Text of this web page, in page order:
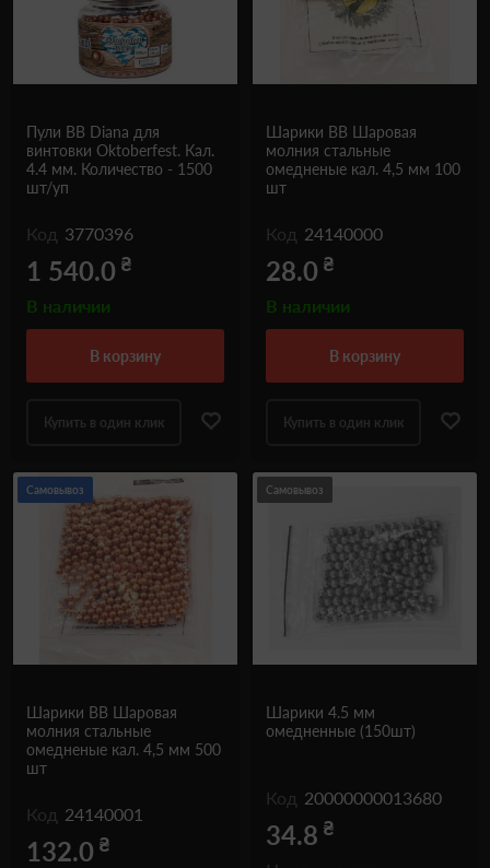
Одежда и обувь
Дроны (БПЛА)
Подарочные Сертификати
Пули ВВ Diana для
винтовки Oktoberfest. Кал.
4.4 мм. Количество - 1500
шт/уп
Код 3770396
1 540.0 ₴
В наличии
в корзину
Купить в один клик
Шарики ВВ Шаровая
молния стальные
омедненые кал. 4,5 мм 100
шт
Код 24140000
28.0 ₴
В наличии
в корзину
Купить в один клик
Самовывоз
Шарики ВВ Шаровая
молния стальные
омедненые кал. 4,5 мм 500
шт
Код 24140001
132.0 ₴
Самовывоз
Шарики 4.5 мм
омедненные (150шт)
Код 20000000013680
34.8 ₴